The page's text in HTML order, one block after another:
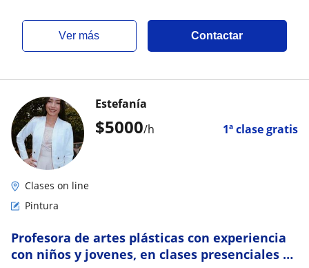
ver más Contactar
$5000/h 1ª clase gratis
Estefanía
Clases on line
Pintura
Profesora de artes plásticas con experiencia
con niños y jovenes, en clases presenciales y